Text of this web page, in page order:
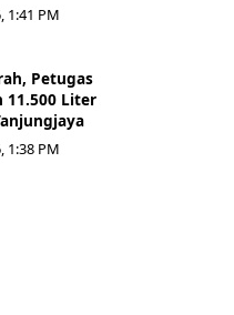
1:41 PM
Petugas
11.500 Liter
1:38 PM